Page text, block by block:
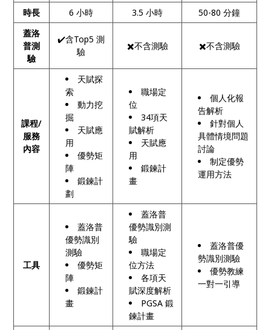
時長 6 小時 3.5 小時
50-80 分鐘
蓋洛
普測
驗
✔️含Top5 測
驗
✖️不含測驗 ✖️不含測驗
課程/
服務
內容
天賦探
索
動力挖
掘
天賦應
用
優勢矩
陣
鍛鍊計
劃
職場定
位
34項天
賦解析
天賦應
用
鍛鍊計
畫
個人化報
告解析
針對個人
具體情境問題
討論
制定優勢
運用方法
工具
蓋洛普
優勢識別
測驗
優勢矩
陣
鍛鍊計
畫
蓋洛普
優勢識別測
驗
職場定
位方法
各項天
賦深度解析
PGSA 鍛
鍊計畫
蓋洛普優
勢識別測驗
優勢教練
一對一引導